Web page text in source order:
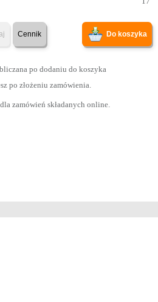
Cennik Do koszyka
po dodaniu do koszyka
po złożeniu zamówienia.
zamówień składanych online.